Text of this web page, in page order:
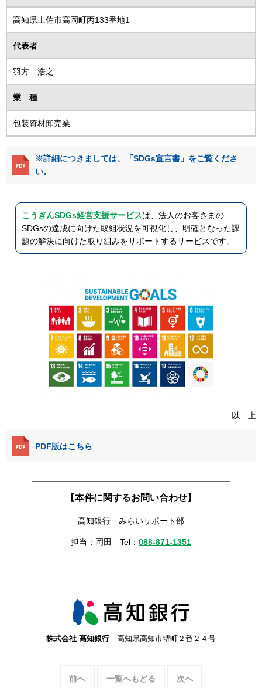
高知県土佐市高岡町丙133番地1
代表者
羽方 浩之
業 種
包装資材卸売業
※詳細につきましては、「SDGs宣言書」をご覧くださ
い。
こうぎんSDGs経営支援サービスは、法人のお客さまの
SDGsの達成に向けた取組状況を可視化し、明確となった課
題の解決に向けた取り組みをサポートするサービスです。
以 上
PDF版はこちら
【本件に関するお問い合わせ】
高知銀行 みらいサポート部
担当：岡田 Tel： 088-871-1351
株式会社 高知銀行高知県高知市堺町２番２４号
前へ 一覧へもどる 次へ